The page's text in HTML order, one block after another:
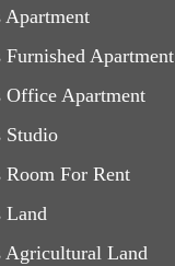
Apartment
Furnished Apartment
Office Apartment
Studio
Room For Rent
Land
Agricultural Land